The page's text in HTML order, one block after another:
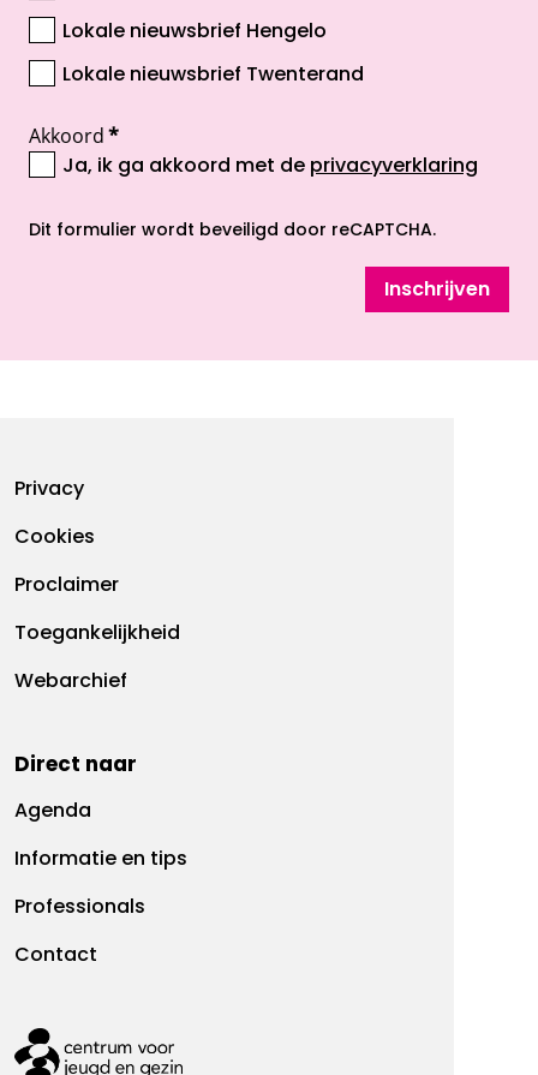
Lokale nieuwsbrief Hengelo
Lokale nieuwsbrief Twenterand
Akkoord*
Ja, ik ga akkoord met de privacyverklaring
Dit formulier wordt beveiligd door reCAPTCHA.
Inschrijven
Footermenu
Privacy
Cookies
Proclaimer
Toegankelijkheid
Webarchief
Direct naar
Agenda
Informatie en tips
Professionals
Contact